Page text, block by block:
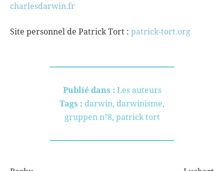
charlesdarwin.fr
Site personnel de Patrick Tort : patrick-tort.org
Publié dans : Les auteurs
Tags : darwin, darwinisme,
gruppen n°8, patrick tort